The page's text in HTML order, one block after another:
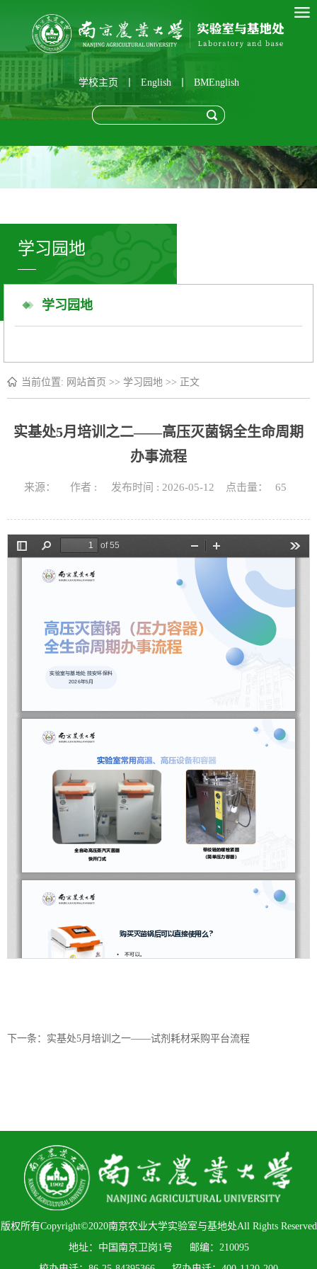
学校主页 English BMEnglish
学习园地
学习园地
当前位置: 网站首页 >> 学习园地 >> 正文
实基处5月培训之二——高压灭菌锅全生命周期
办事流程
来源： 作者 : 发布时间 : 2026-05-12 点击量： 65
下一条：实基处5月培训之一——试剂耗材采购平台流程
版权所有Copyright©2020南京农业大学实验室与基地处All Rights Reserved
地址：中国南京卫岗1号 邮编：210095